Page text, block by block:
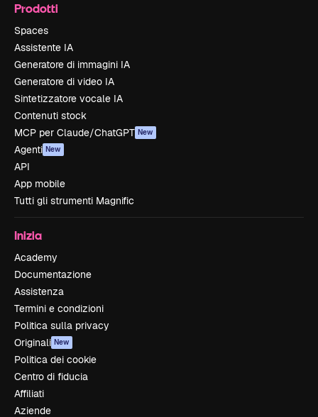
Prodotti
Spaces
Assistente IA
Generatore di immagini IA
Generatore di video IA
Sintetizzatore vocale IA
Contenuti stock
MCP per Claude/ChatGPT New
Agenti New
API
App mobile
Tutti gli strumenti Magnific
Inizia
Academy
Documentazione
Assistenza
Termini e condizioni
Politica sulla privacy
Originali New
Politica dei cookie
Centro di fiducia
Affiliati
Aziende